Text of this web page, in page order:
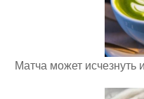
Матча может исчезнуть